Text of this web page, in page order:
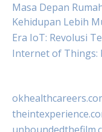
Masa Depan
Kehidupan Lebih
Era IoT: Revolusi
Internet of Things: